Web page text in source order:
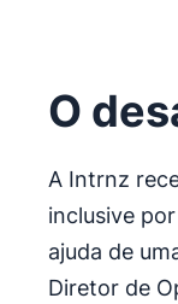
O
A Intrnz
inclusive
ajuda de
Diretor de